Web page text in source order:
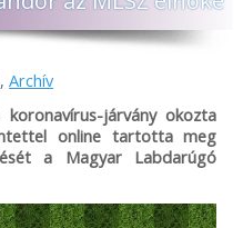
, Archív
járvány okozta
online tartotta meg
a Magyar Labdarúgó